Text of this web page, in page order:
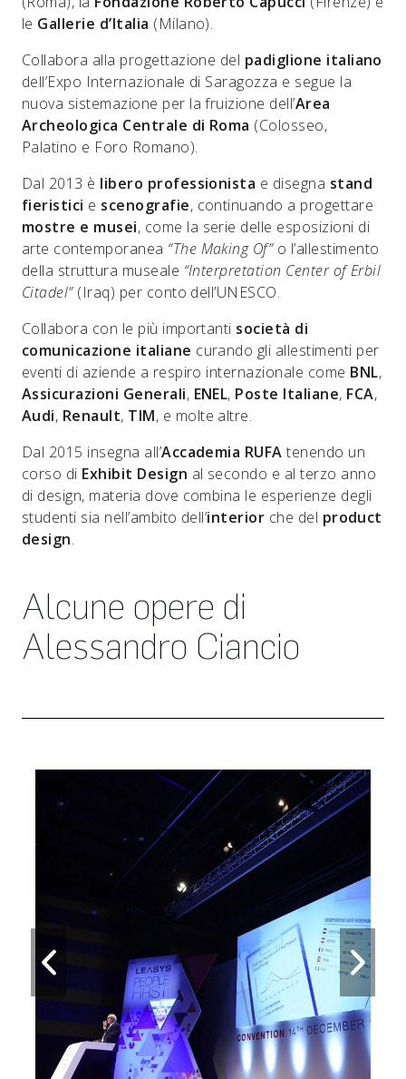
le Gallerie d’Italia (Milano).
Collabora alla progettazione del padiglione italiano
dell’Expo Internazionale di Saragozza e segue la
nuova sistemazione per la fruizione dell’Area
Archeologica Centrale di Roma (Colosseo,
Palatino e Foro Romano).
Dal 2013 è libero professionista e disegna stand
fieristici e scenografie, continuando a progettare
mostre e musei, come la serie delle esposizioni di
arte contemporanea “The Making Of”o l’allestimento
della struttura museale “Interpretation Center of Erbil
Citadel”(Iraq) per conto dell’UNESCO.
Collabora con le più importanti società di
comunicazione italiane curando gli allestimenti per
eventi di aziende a respiro internazionale come BNL,
Assicurazioni Generali, ENEL, Poste Italiane, FCA,
Audi, Renault, TIM, e molte altre.
Dal 2015 insegna all’Accademia RUFA tenendo un
corso di Exhibit Design al secondo e al terzo anno
di design, materia dove combina le esperienze degli
studenti sia nell’ambito dell’interior che del product
design.
Alcune opere di
Alessandro Ciancio